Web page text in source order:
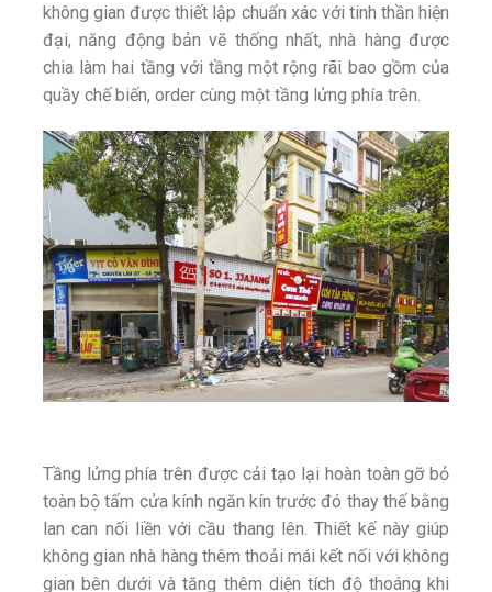
không gian được thiết lập chuẩn xác với tinh thần hiện
đại, năng động bản vẽ thống nhất, nhà hàng được
chia làm hai tầng với tầng một rộng rãi bao gồm của
quầy chế biến, order cùng một tầng lửng phía trên.
Tầng lửng phía trên được cải tạo lại hoàn toàn gỡ bỏ
toàn bộ tấm cửa kính ngăn kín trước đó thay thế bằng
lan can nối liền với cầu thang lên. Thiết kế này giúp
không gian nhà hàng thêm thoải mái kết nối với không
gian bên dưới và tăng thêm diện tích độ thoáng khi